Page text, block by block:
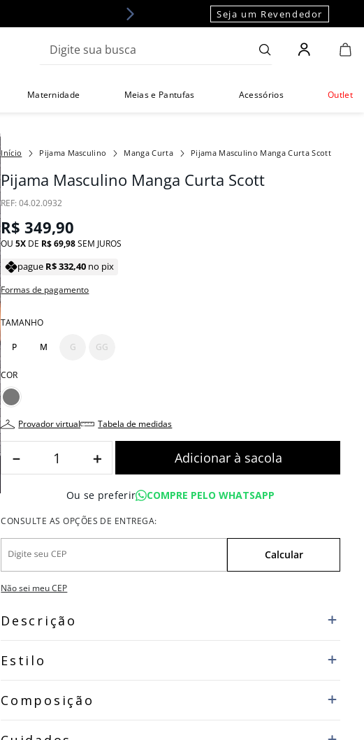
Seja um Revendedor
Maternidade Meias e Pantufas Acessórios Outlet
Pijama Masculino Manga Curta Pijama Masculino Manga Curta Scott
Pijama Masculino Manga Curta Scott
:04.02.0932
R$ 349,90
OU5 DE R$69,98SEM JUROS
pague R$332,40 no pix
Formas de pagamento
TAMANHO
P M G GG
COR
provador virtual tabela de medidas
＋
－
Ou se preferir COMPRE PELO WHATSAPP
Não sei meu CEP
Descrição
Estilo
Composição